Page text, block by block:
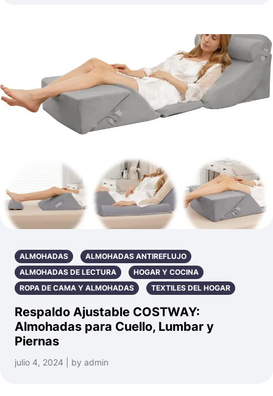
ALMOHADAS
ALMOHADAS ANTIREFLUJO
ALMOHADAS DE LECTURA
HOGAR Y COCINA
ROPA DE CAMA Y ALMOHADAS
TEXTILES DEL HOGAR
Respaldo Ajustable COSTWAY:
Almohadas para Cuello, Lumbar y
Piernas
julio 4, 2024 | by admin